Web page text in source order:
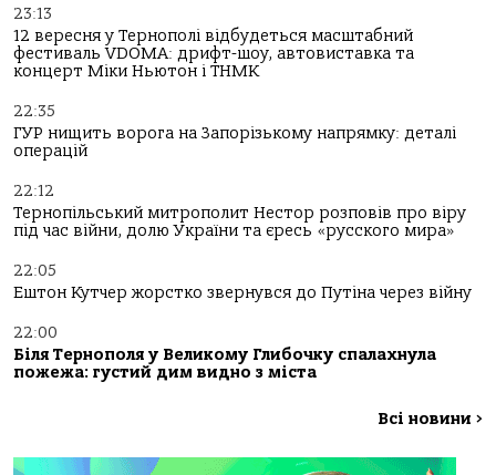
23:13
12 вересня у Тернополі відбудеться масштабний
фестиваль VDOMA: дрифт-шоу, автовиставка та
концерт Міки Ньютон і ТНМК
22:35
ГУР нищить ворога на Запорізькому напрямку: деталі
операцій
22:12
Тернопільський митрополит Нестор розповів про віру
під час війни, долю України та єресь «русского мира»
22:05
Ештон Кутчер жорстко звернувся до Путіна через війну
22:00
Біля Тернополя у Великому Глибочку спалахнула
пожежа: густий дим видно з міста
Всі новини >